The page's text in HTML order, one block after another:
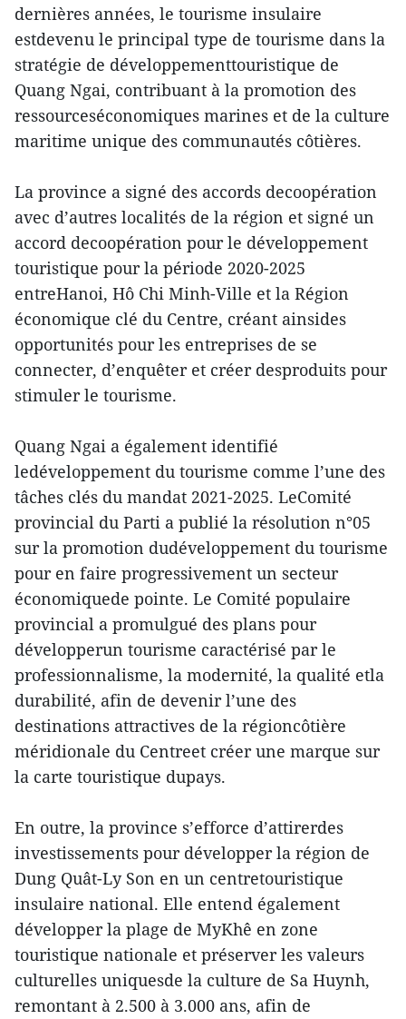
dernières années, le tourisme insulaire
estdevenu le principal type de tourisme dans la
stratégie de développementtouristique de
Quang Ngai, contribuant à la promotion des
ressourceséconomiques marines et de la culture
maritime unique des communautés côtières.
La province a signé des accords decoopération
avec d’autres localités de la région et signé un
accord decoopération pour le développement
touristique pour la période 2020-2025
entreHanoi, Hô Chi Minh-Ville et la Région
économique clé du Centre, créant ainsides
opportunités pour les entreprises de se
connecter, d’enquêter et créer desproduits pour
stimuler le tourisme.
Quang Ngai a également identifié
ledéveloppement du tourisme comme l’une des
tâches clés du mandat 2021-2025. LeComité
provincial du Parti a publié la résolution n°05
sur la promotion dudéveloppement du tourisme
pour en faire progressivement un secteur
économiquede pointe. Le Comité populaire
provincial a promulgué des plans pour
développerun tourisme caractérisé par le
professionnalisme, la modernité, la qualité etla
durabilité, afin de devenir l’une des
destinations attractives de la régioncôtière
méridionale du Centreet créer une marque sur
la carte touristique dupays.
En outre, la province s’efforce d’attirerdes
investissements pour développer la région de
Dung Quât-Ly Son en un centretouristique
insulaire national. Elle entend également
développer la plage de MyKhê en zone
touristique nationale et préserver les valeurs
culturelles uniquesde la culture de Sa Huynh,
remontant à 2.500 à 3.000 ans, afin de